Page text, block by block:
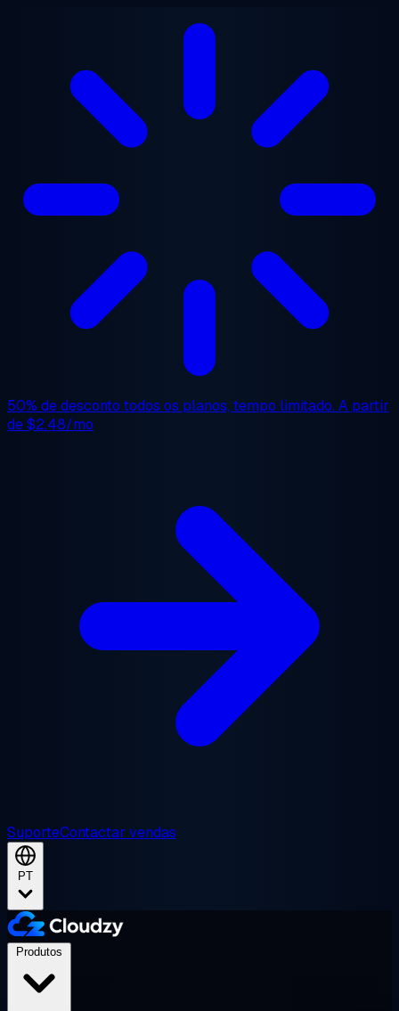
Saltar para o conteúdo principal
50% de desconto todos os planos, tempo limitado. A partir
de$2.48/mo
SuporteContactar vendas
PT